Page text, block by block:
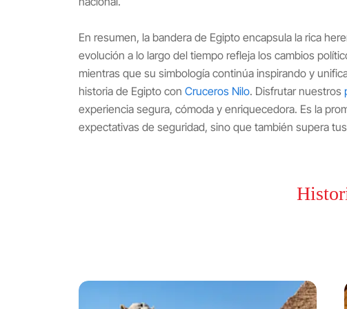
En resumen, la bandera de Egipto encapsula la rica
evolución a lo largo del tiempo refleja los cambios
mientras que su simbología continúa inspirando y
historia de Egipto con Cruceros Nilo. Disfrutar nuestros
experiencia segura, cómoda y enriquecedora. Es la
expectativas de seguridad, sino que también supera